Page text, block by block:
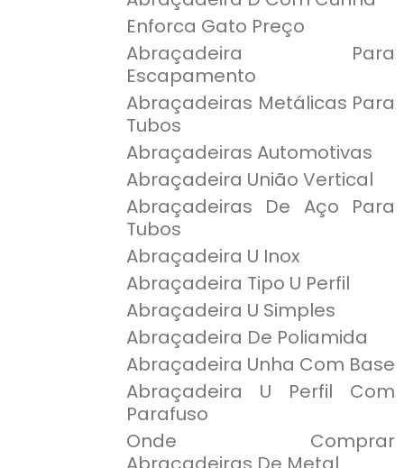
Enforca Gato Preço
Abraçadeira Para
Escapamento
Abraçadeiras Metálicas Para
Tubos
Abraçadeiras Automotivas
Abraçadeira União Vertical
Abraçadeiras De Aço Para
Tubos
Abraçadeira U Inox
Abraçadeira Tipo U Perfil
Abraçadeira U Simples
Abraçadeira De Poliamida
Abraçadeira Unha Com Base
Abraçadeira U Perfil Com
Parafuso
Onde Comprar